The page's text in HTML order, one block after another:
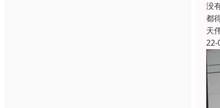
没
都
天
22-